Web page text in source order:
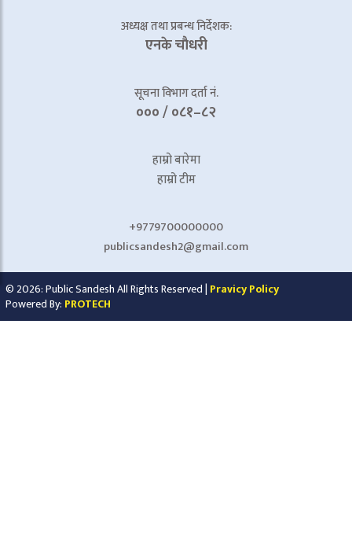
अध्यक्ष तथा प्रबन्ध निर्देशक:
एनके चाैधरी
सूचना विभाग दर्ता नं.
००० / ०८१–८२
हाम्रो बारेमा
हाम्रो टीम
+9779700000000
publicsandesh2@gmail.com
© 2026: Public Sandesh All Rights Reserved | Pravicy Policy
Powered By: PROTECH